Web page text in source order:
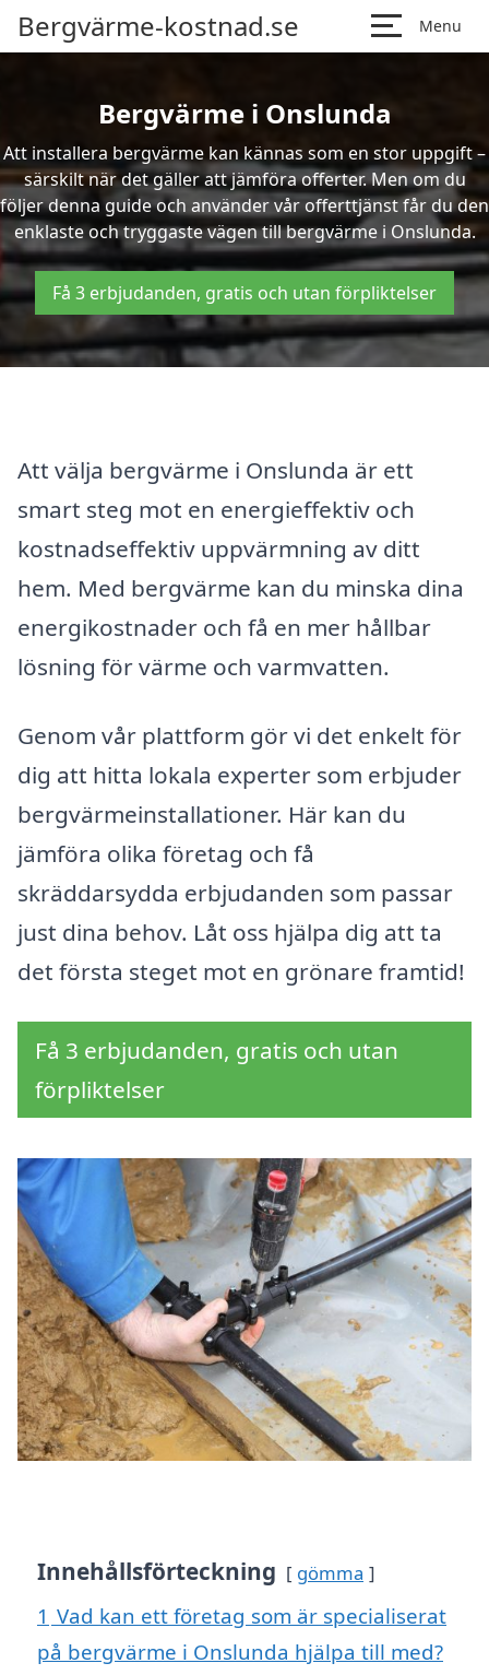
Bergvärme-kostnad.se Menu
Bergvärme i Onslunda
Att installera bergvärme kan kännas som en stor uppgift –
särskilt när det gäller att jämföra offerter. Men om du
följer denna guide och använder vår offerttjänst får du den
enklaste och tryggaste vägen till bergvärme i Onslunda.
Få 3 erbjudanden, gratis och utan förpliktelser
Att välja bergvärme i Onslunda är ett
smart steg mot en energieffektiv och
kostnadseffektiv uppvärmning av ditt
hem. Med bergvärme kan du minska dina
energikostnader och få en mer hållbar
lösning för värme och varmvatten.
Genom vår plattform gör vi det enkelt för
dig att hitta lokala experter som erbjuder
bergvärmeinstallationer. Här kan du
jämföra olika företag och få
skräddarsydda erbjudanden som passar
just dina behov. Låt oss hjälpa dig att ta
det första steget mot en grönare framtid!
Få 3 erbjudanden, gratis och utan
förpliktelser
Innehållsförteckning gömma
1 Vad kan ett företag som är specialiserat
på bergvärme i Onslunda hjälpa till med?